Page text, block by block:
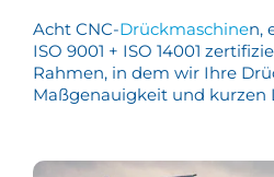
Acht CNC-Drückmaschinen,
ISO 9001 + ISO 14001
Rahmen, in dem wir Ihre
Maßgenauigkeit und kurzen